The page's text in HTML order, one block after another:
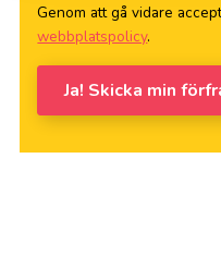
Genom att gå vidare
webbplatspolicy.
Ja! Skicka min